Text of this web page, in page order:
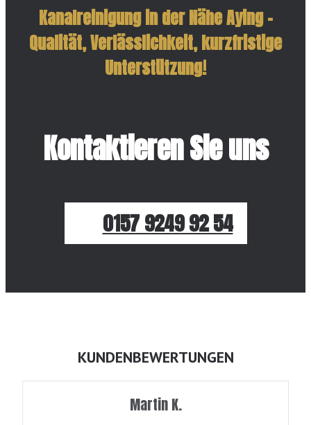
Kanalreinigung in der Nähe Aying –
Qualität, Verlässlichkeit, kurzfristige
Unterstützung!
Kontaktieren Sie uns
0157 9249 92 54
KUNDENBEWERTUNGEN
Martin K.